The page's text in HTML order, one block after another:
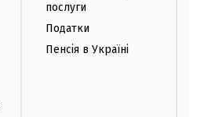
послуги
Податки
Пенсія в Україні